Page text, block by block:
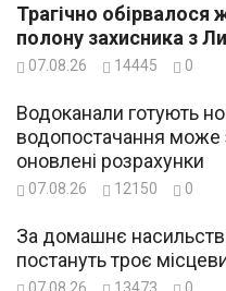
Трагічно обірвалося
полону захисника з
07.08.26 14445 0
Водоканали готують
водопостачання може
оновлені розрахунки
07.08.26 12150 0
За домашнє
постануть троє
07.08.26 13473 0